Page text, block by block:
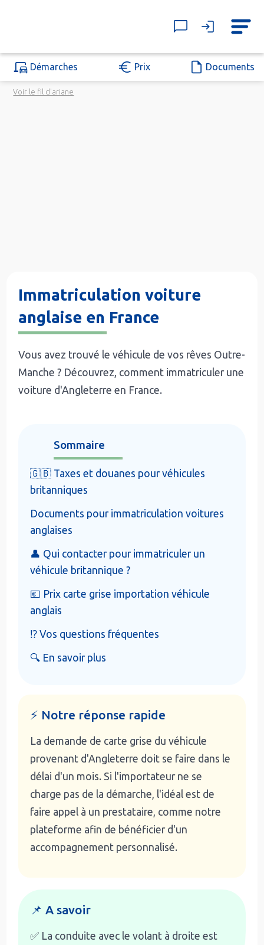
Démarches Prix Documents
Voir le fil d'ariane
Immatriculation voiture
anglaise en France
Vous avez trouvé le véhicule de vos rêves Outre-
Manche ? Découvrez, comment immatriculer une
voiture d'Angleterre en France.
Sommaire
🇬🇧 Taxes et douanes pour véhicules
britanniques
Documents pour immatriculation voitures
anglaises
👤 Qui contacter pour immatriculer un
véhicule britannique ?
💶 Prix carte grise importation véhicule
anglais
⁉️ Vos questions fréquentes
🔍 En savoir plus
⚡ Notre réponse rapide
La demande de carte grise du véhicule
provenant d'Angleterre doit se faire dans le
délai d'un mois. Si l'importateur ne se
charge pas de la démarche, l'idéal est de
faire appel à un prestataire, comme notre
plateforme afin de bénéficier d'un
accompagnement personnalisé.
📌 A savoir
✅ La conduite avec le volant à droite est